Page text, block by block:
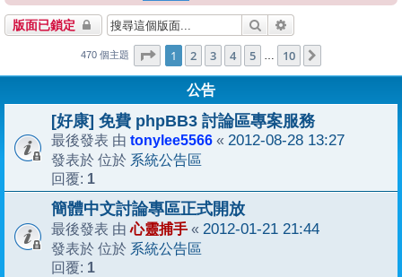
版面已鎖定 搜尋
470 個主題 第1 頁 (共 10頁)
1 2 3 4 5 … 10
公告
[好康] 免費 phpBB3 討論區專案服務
最後發表 由 tonylee5566 « 2012-08-28 13:27
發表於 位於 系統公告區
回覆: 1
簡體中文討論專區正式開放
最後發表 由心靈捕手 « 2012-01-21 21:44
發表於 位於 系統公告區
回覆: 1